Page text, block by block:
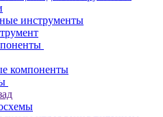
инструменты
компоненты